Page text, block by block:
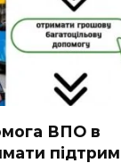
ВПО в